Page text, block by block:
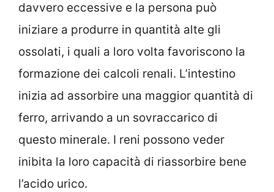
davvero eccessive e la persona può
iniziare a produrre in quantità alte gli
ossolati, i quali a loro volta favoriscono la
formazione dei calcoli renali. L’intestino
inizia ad assorbire una maggior quantità di
ferro, arrivando a un sovraccarico di
questo minerale. I reni possono veder
inibita la loro capacità di riassorbire bene
l’acido urico.